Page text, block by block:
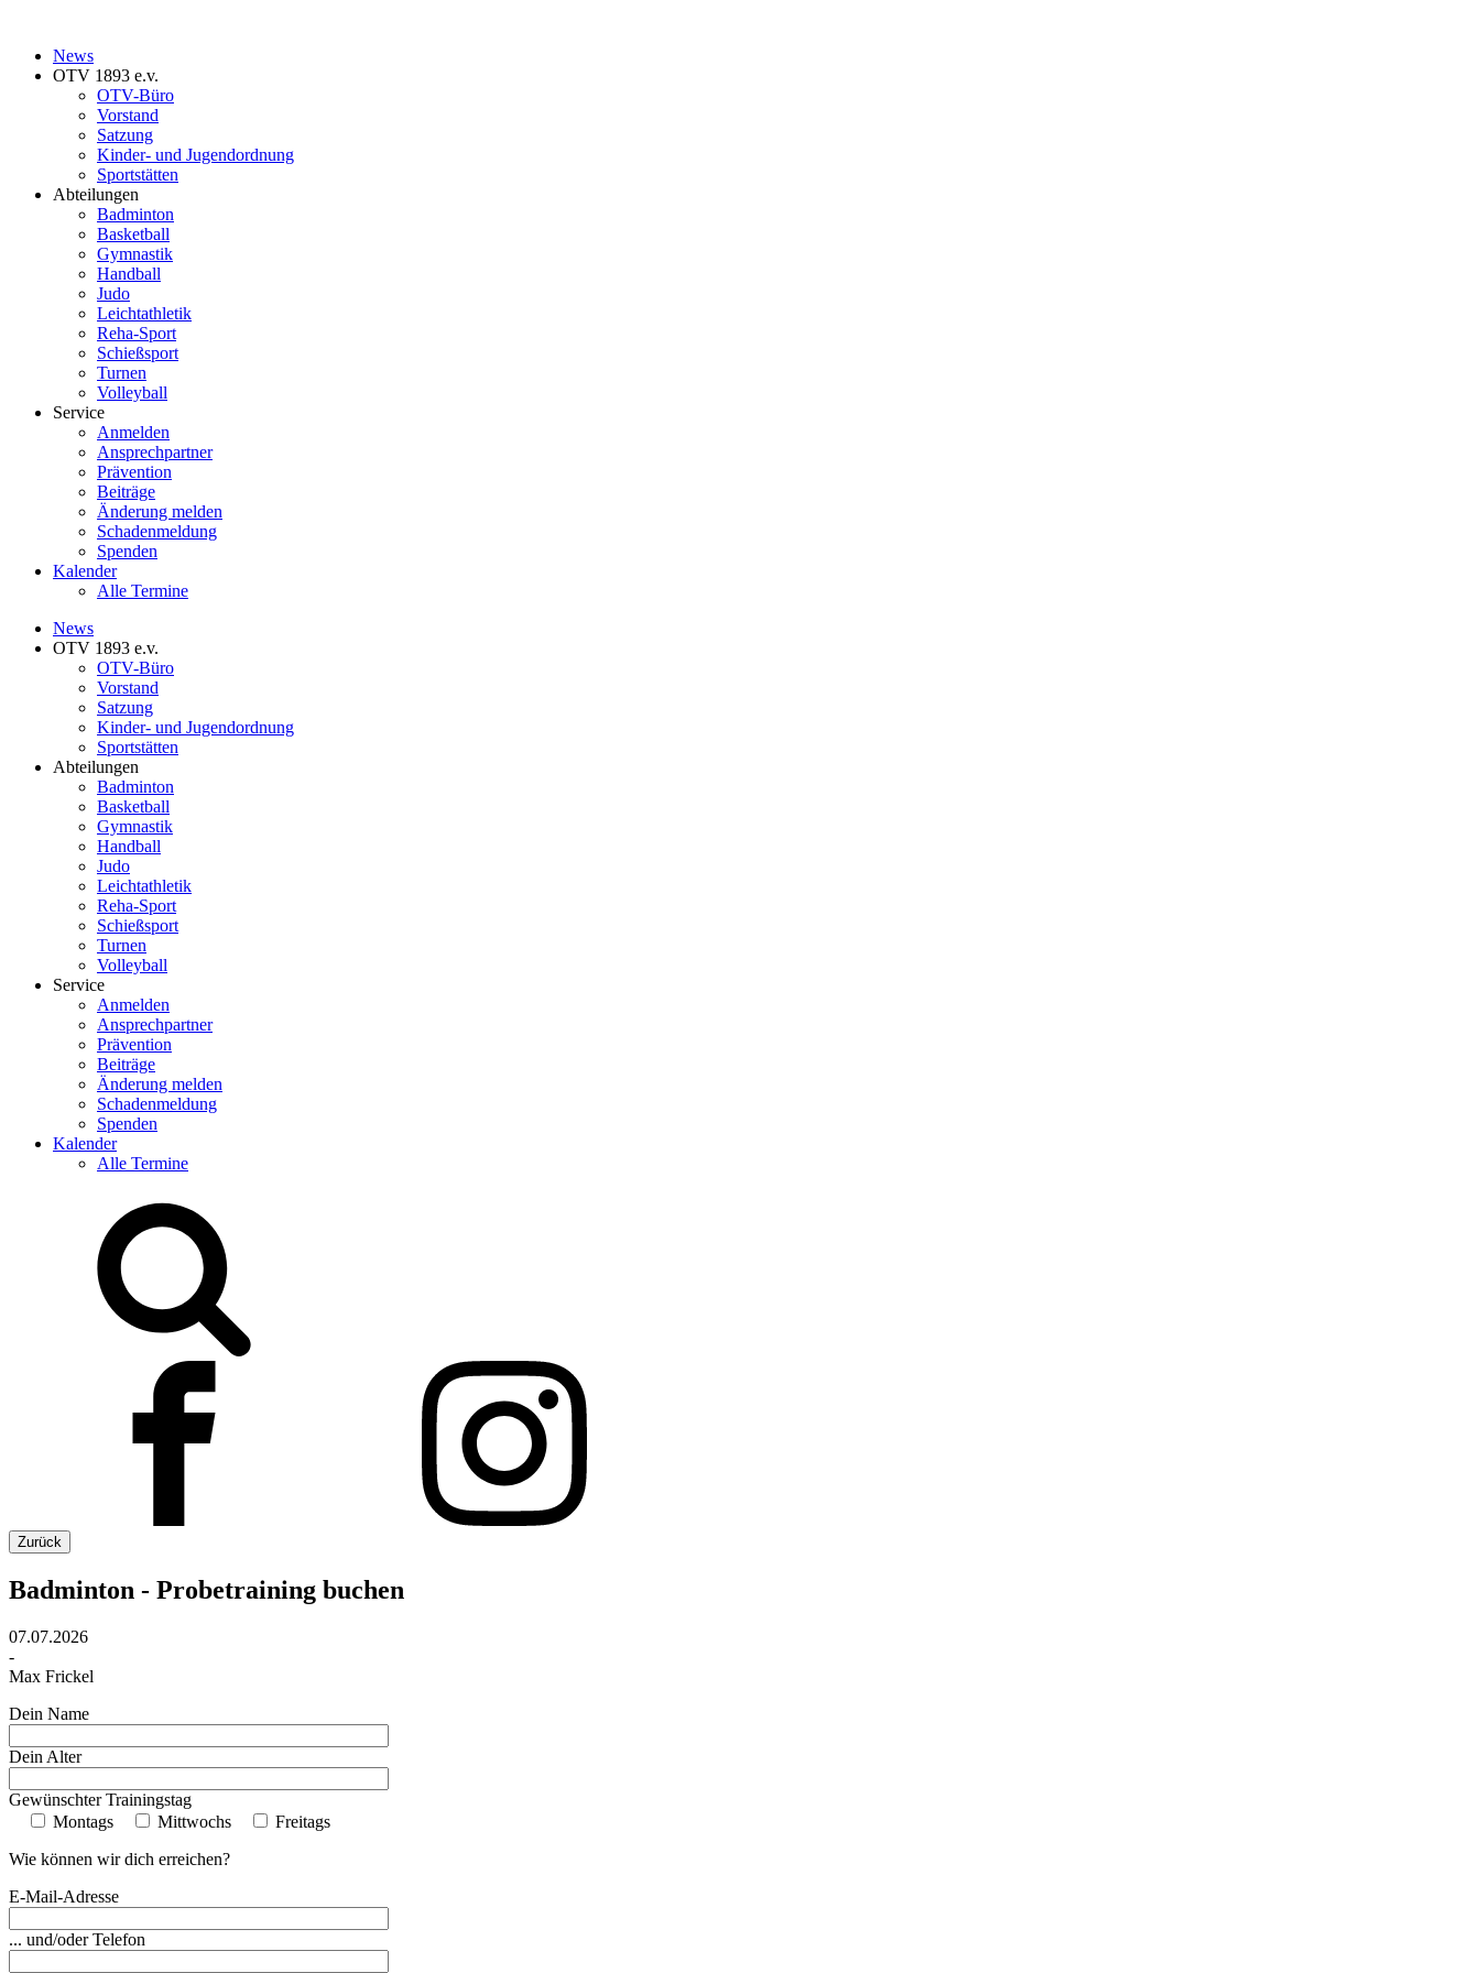
News
OTV 1893 e.v.
OTV-Büro
Vorstand
Satzung
Kinder- und Jugendordnung
Sportstätten
Abteilungen
Badminton
Basketball
Gymnastik
Handball
Judo
Leichtathletik
Reha-Sport
Schießsport
Turnen
Volleyball
Service
Anmelden
Ansprechpartner
Prävention
Beiträge
Änderung melden
Schadenmeldung
Spenden
Kalender
Alle Termine
News
OTV 1893 e.v.
OTV-Büro
Vorstand
Satzung
Kinder- und Jugendordnung
Sportstätten
Abteilungen
Badminton
Basketball
Gymnastik
Handball
Judo
Leichtathletik
Reha-Sport
Schießsport
Turnen
Volleyball
Service
Anmelden
Ansprechpartner
Prävention
Beiträge
Änderung melden
Schadenmeldung
Spenden
Kalender
Alle Termine
Zurück
Badminton - Probetraining buchen
07.07.2026
-
Max Frickel
Dein Name
Dein Alter
Gewünschter Trainingstag
Montags
Mittwochs
Freitags
Wie können wir dich erreichen?
E-Mail-Adresse
... und/oder Telefon